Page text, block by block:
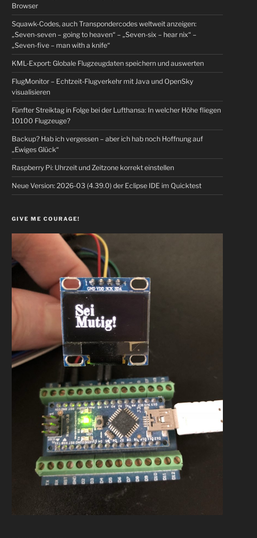
Browser
Squawk-Codes, auch Transpondercodes weltweit anzeigen:
„Seven-seven – going to heaven“ – „Seven-six – hear nix“ –
„Seven-five – man with a knife“
KML-Export: Globale Flugzeugdaten speichern und auswerten
FlugMonitor – Echtzeit-Flugverkehr mit Java und OpenSky
visualisieren
Fünfter Streiktag in Folge bei der Lufthansa: In welcher Höhe fliegen
10100 Flugzeuge?
Backup? Hab ich vergessen – aber ich hab noch Hoffnung auf
„Ewiges Glück“
Raspberry Pi: Uhrzeit und Zeitzone korrekt einstellen
Neue Version: 2026-03 (4.39.0) der Eclipse IDE im Quicktest
GIVE ME COURAGE!